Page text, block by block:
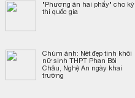
"Phương án hai phẩy" cho kỳ
thi quốc gia
Chùm ảnh: Nét đẹp tinh khôi
nữ sinh THPT Phan Bội
Châu, Nghệ An ngày khai
trường